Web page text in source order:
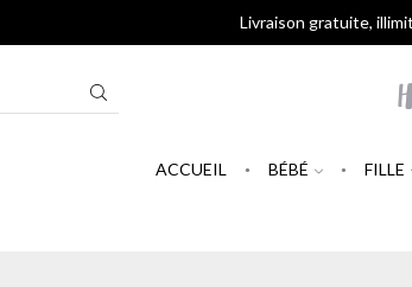
Livraison gratuite,
ACCUEIL BÉBÉ FILLE